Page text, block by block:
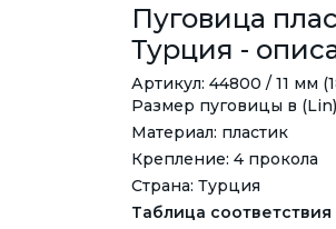
Пуговица
Турция -
Артикул: 44800 / 11 мм
Размер пуговицы в (Lin)
Материал: пластик
Крепление: 4 прокола
Страна: Турция
Таблица